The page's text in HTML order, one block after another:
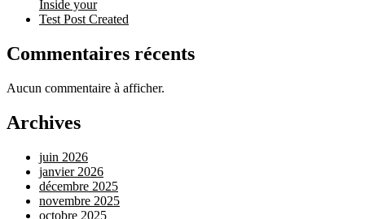
Inside your
Test Post Created
Commentaires récents
Aucun commentaire à afficher.
Archives
juin 2026
janvier 2026
décembre 2025
novembre 2025
octobre 2025